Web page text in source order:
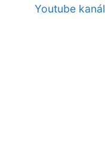
Youtube kanál